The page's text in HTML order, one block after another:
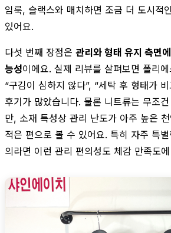
임룩, 슬랙스와 매치하면 조금 더 도시적
있어요.
다섯 번째 장점은 관리와 형태 유지 측면
능성이에요. 실제 리뷰를 살펴보면 폴리
“구김이 심하지 않다”, “세탁 후 형태가
후기가 많았습니다. 물론 니트류는 무조
만, 소재 특성상 관리 난도가 아주 높은
적은 편으로 볼 수 있어요. 특히 자주 특
의라면 이런 관리 편의성도 체감 만족도